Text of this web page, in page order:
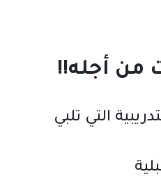
الإلكترونية
من أجله!!
التي تلبي